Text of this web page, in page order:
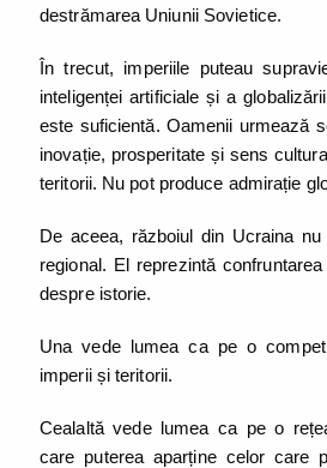
destrămarea Uniunii Sovietice.
În trecut, imperiile puteau
inteligenței artificiale și a
este suficientă. Oamenii urmează
inovație, prosperitate și sens
teritorii. Nu pot produce admirație
De aceea, războiul din Ucraina
regional. El reprezintă
despre istorie.
Una vede lumea ca pe o
imperii și teritorii.
Cealaltă vede lumea ca pe o
care puterea aparține celor care